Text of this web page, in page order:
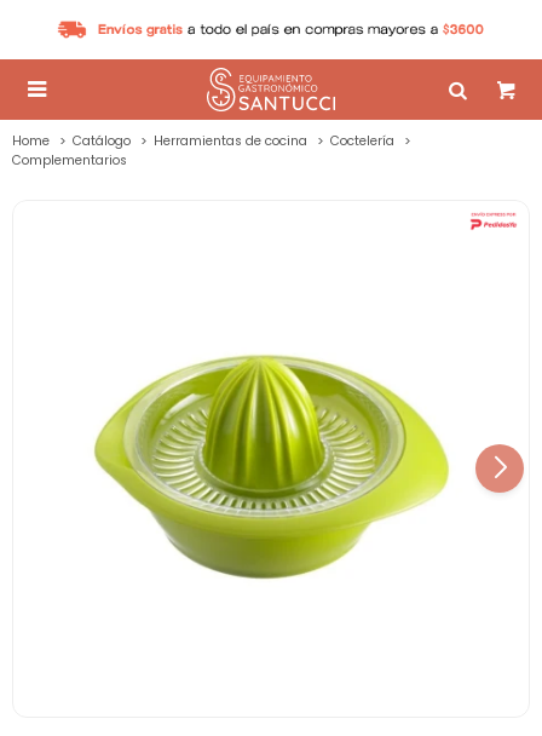

Home Catálogo Herramientas de cocina
Coctelería
Complementarios